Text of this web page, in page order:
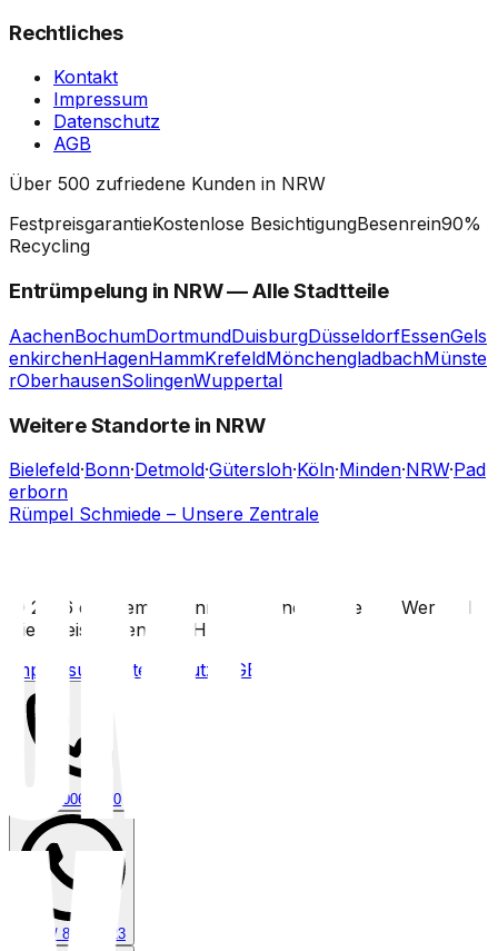
Rechtliches
Kontakt
Impressum
Datenschutz
AGB
Über 500 zufriedene Kunden in NRW
FestpreisgarantieKostenlose BesichtigungBesenrein90%
Recycling
Entrümpelung in NRW— Alle Stadtteile
AachenBochumDortmundDuisburgDüsseldorfEssenGels
enkirchenHagenHammKrefeldMönchengladbachMünste
rOberhausenSolingenWuppertal
Weitere Standorte in NRW
Bielefeld·Bonn·Detmold·Gütersloh·Köln·Minden·NRW·Pad
erborn
Rümpel Schmiede – Unsere Zentrale
© 2026 entruempeln-nrw.de
Eine Marke der Wertvoll
Dienstleistungen GmbH
Impressum
Datenschutz AGB
0800 / 006 0970
0174 / 808 30 23